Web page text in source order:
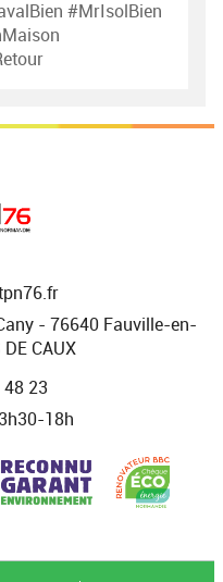
#MrIsolBien
- 76640 Fauville-en-
CAUX
48 23
18h